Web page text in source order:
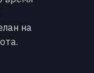
на